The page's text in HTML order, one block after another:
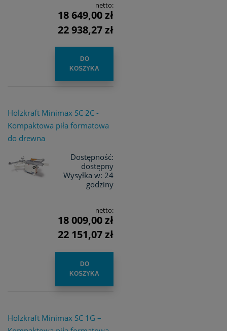
netto:
18 649,00 zł
22 938,27 zł
DO
KOSZYKA
Holzkraft Minimax SC 2C -
Kompaktowa piła formatowa
do drewna
Dostępność:
dostępny
Wysyłka w: 24
godziny
netto:
18 009,00 zł
22 151,07 zł
DO
KOSZYKA
Holzkraft Minimax SC 1G –